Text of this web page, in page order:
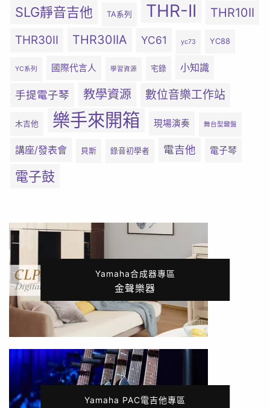
SLG靜音吉他 TA系列 THR-II THR10II
THR30II THR30IIA YC61 yc73 YC88
YC系列 國際代言人 學習資源 宅錄 小知識
手提電子琴 教學資源 數位音樂工作站
木吉他 樂手來開箱 現場演奏 舞台型鍵盤
講座/發表會 貝斯 錄音初學者 電吉他 電子琴
電子鼓
Yamaha合成器專區
金聲樂器
Yamaha PAC電吉他專區